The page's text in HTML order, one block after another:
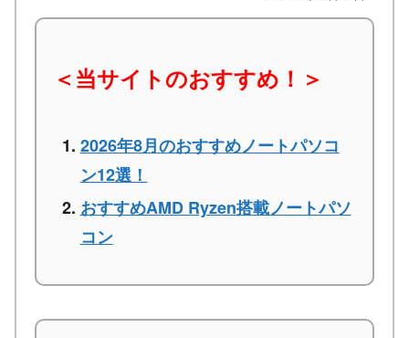
＜当サイトのおすすめ！＞
2026年8月のおすすめノートパソコ
ン12選！
おすすめAMD Ryzen搭載ノートパソ
コン